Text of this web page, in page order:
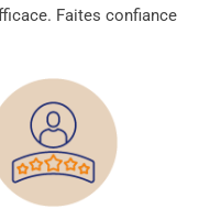
Faites confiance